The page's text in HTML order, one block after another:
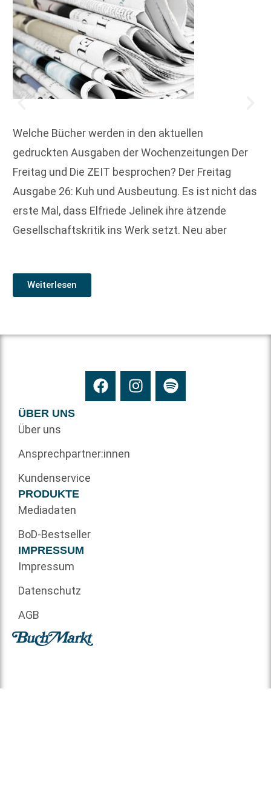
Welche Bücher werden in den aktuellen
gedruckten Ausgaben der Wochenzeitungen Der
Freitag und Die ZEIT besprochen? Der Freitag
Ausgabe 26: Kuh und Ausbeutung. Es ist nicht das
erste Mal, dass Elfriede Jelinek ihre ätzende
Gesellschaftskritik ins Werk setzt. Neu aber
Weiterlesen
ÜBER UNS
Über uns
Ansprechpartner:innen
Kundenservice
PRODUKTE
Mediadaten
BoD-Bestseller
IMPRESSUM
Impressum
Datenschutz
AGB